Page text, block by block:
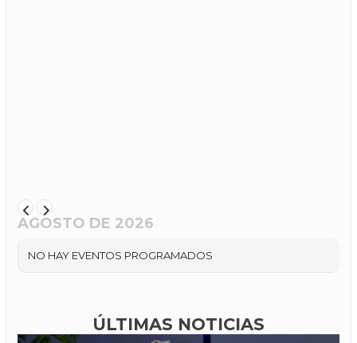
AGOSTO DE 2026
NO HAY EVENTOS PROGRAMADOS
ÚLTIMAS NOTICIAS